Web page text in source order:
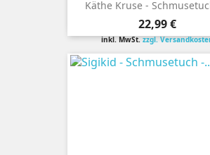
Käthe Kruse -
Preis
22,99 €
inkl. MwSt.zzgl.